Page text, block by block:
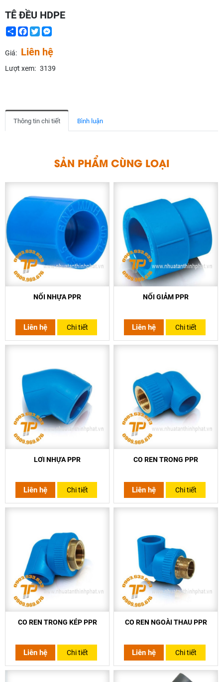
TÊ ĐỀU HDPE
ShareFacebook
Twitter
Giá: Liên hệ
Lượt xem: 3139
Thông tin chi tiết Bình luận
PHẨM CÙNG LOẠI
NỐI NHỰA PPR
Liên hệ Chi tiết
NỐI GIẢM PPR
Liên hệ Chi tiết
LƠI NHỰA PPR
Liên hệ Chi tiết
CO REN TRONG PPR
Liên hệ Chi tiết
CO REN TRONG KÉP PPR
Liên hệ Chi tiết
CO REN NGOÀI THAU PPR
Liên hệ Chi tiết